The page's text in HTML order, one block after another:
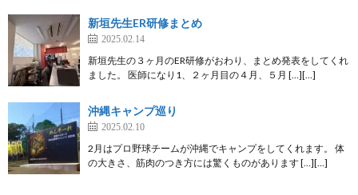
新垣先生ER研修まとめ
2025.02.14
新垣先生の３ヶ月のER研修がおわり、まとめ発表をしてくれ
ました。 医師になり1、２ヶ月目の４月、５月 […][…]
沖縄キャンプ巡り
2025.02.10
2月はプロ野球チームが沖縄でキャンプをしてくれます。 体
の大きさ、筋肉のつき方には驚くものがあります […][…]